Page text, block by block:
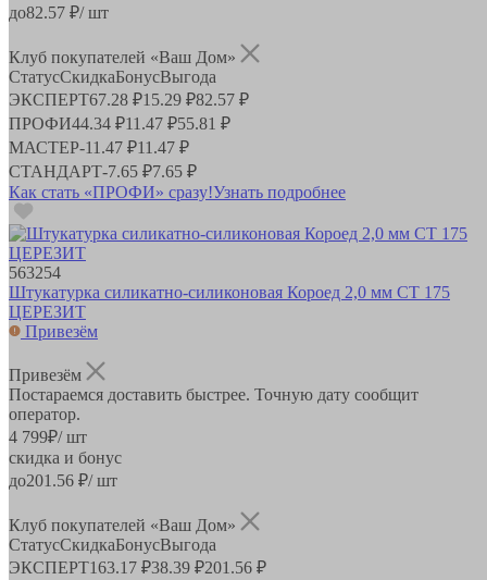
до82.57 ₽/ шт
Клуб покупателей «Ваш Дом»
СтатусСкидкаБонусВыгода
ЭКСПЕРТ67.28 ₽15.29 ₽82.57 ₽
ПРОФИ44.34 ₽11.47 ₽55.81 ₽
МАСТЕР-11.47 ₽11.47 ₽
СТАНДАРТ-7.65 ₽7.65 ₽
Как стать «ПРОФИ» сразу!Узнать подробнее
563254
Штукатурка силикатно-силиконовая Короед 2,0 мм СТ 175
ЦЕРЕЗИТ
Привезём
Привезём
Постараемся доставить быстрее. Точную дату сообщит
оператор.
4 799₽/ шт
скидка и бонус
до201.56 ₽/ шт
Клуб покупателей «Ваш Дом»
СтатусСкидкаБонусВыгода
ЭКСПЕРТ163.17 ₽38.39 ₽201.56 ₽